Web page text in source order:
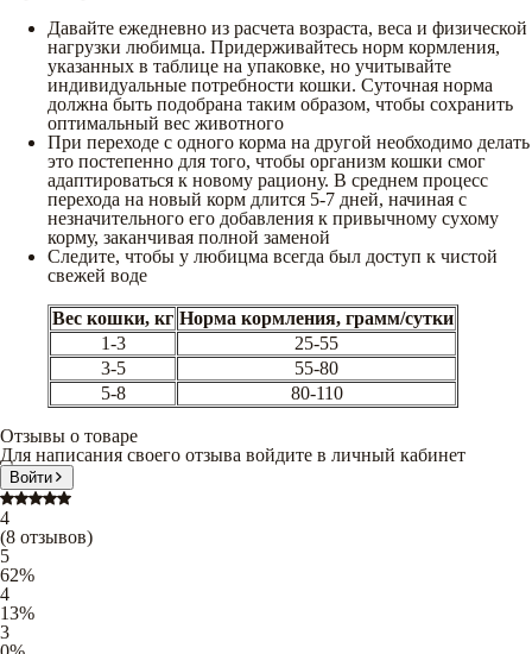
Давайте ежедневно из расчета возраста, веса и физической
нагрузки любимца. Придерживайтесь норм кормления,
указанных в таблице на упаковке, но учитывайте
индивидуальные потребности кошки. Суточная норма
должна быть подобрана таким образом, чтобы сохранить
оптимальный вес животного
При переходе с одного корма на другой необходимо делать
это постепенно для того, чтобы организм кошки смог
адаптироваться к новому рациону. В среднем процесс
перехода на новый корм длится 5-7 дней, начиная с
незначительного его добавления к привычному сухому
корму, заканчивая полной заменой
Следите, чтобы у любицма всегда был доступ к чистой
свежей воде
Вес кошки, кг Норма кормления, грамм/сутки
1-3
25-55
3-5
55-80
5-8
80-110
Отзывы о товаре
Для написания своего отзыва войдите в личный кабинет
Войти
4
(8 отзывов)
5
62%
4
13%
3